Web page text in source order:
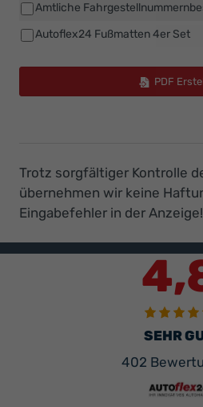
Amtliche
Autoflex24 Fußmatten 4er Set
PDF
Trotz sorgfältiger Kontrolle
übernehmen wir keine
Eingabefehler in der Anzeige!
SEHR
402